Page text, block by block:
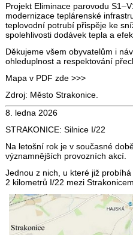
Projekt Eliminace parovodu
modernizace teplárenské
teplovodní potrubí přispěje ke
spolehlivosti dodávek tepla a
Děkujeme všem obyvatelům i
ohleduplnost a respektování
Mapa v PDF zde >>>
Zdroj: Město Strakonice.
8. ledna 2026
STRAKONICE: Silnice I/22
Na letošní rok je v současné
významnějších provozních akcí.
Jednou z nich, u které již
2 kilometrů I/22 mezi